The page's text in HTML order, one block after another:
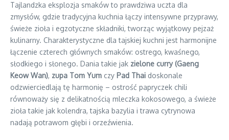
Tajlandzka eksplozja smaków to prawdziwa uczta dla
zmysłów, gdzie tradycyjna kuchnia łączy intensywne przyprawy,
świeże zioła i egzotyczne składniki, tworząc wyjątkowy pejzaż
kulinarny. Charakterystyczne dla tajskiej kuchni jest harmonijne
łączenie czterech głównych smaków: ostrego, kwaśnego,
słodkiego i słonego. Dania takie jak zielone curry (Gaeng
Keow Wan), zupa Tom Yum czy Pad Thai doskonale
odzwierciedlają tę harmonię – ostrość papryczek chili
równoważy się z delikatnością mleczka kokosowego, a świeże
zioła takie jak kolendra, tajska bazylia i trawa cytrynowa
nadają potrawom głębi i orzeźwienia.